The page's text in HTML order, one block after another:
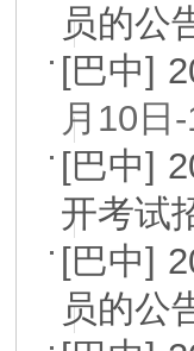
员的公
[巴中]
月10日
[巴中]
开考试
[巴中]
员的公